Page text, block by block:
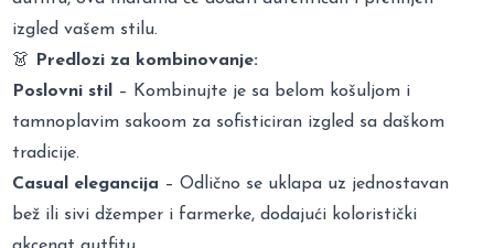
izgled vašem stilu.
👗
Predlozi za kombinovanje:
Poslovni stil
– Kombinujte je sa belom košuljom i
tamnoplavim sakoom za sofisticiran izgled sa daškom
tradicije.
Casual elegancija – Odlično se uklapa uz jednostavan
bež ili sivi džemper i farmerke, dodajući koloristički